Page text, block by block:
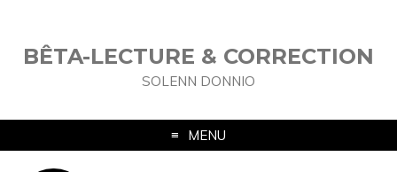
BÊTA-LECTURE & CORRECTION
SOLENN DONNIO
MENU